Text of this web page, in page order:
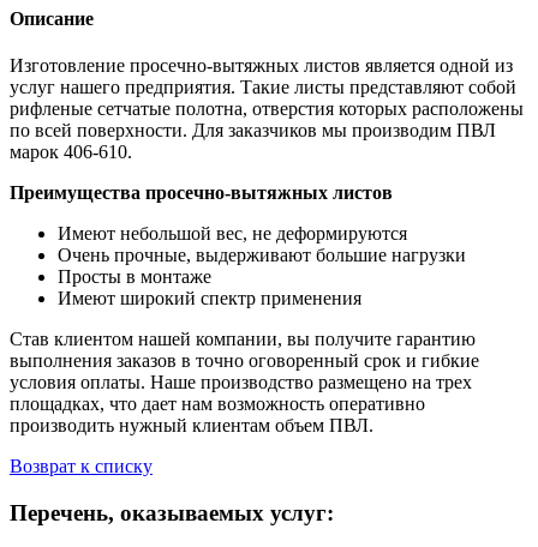
Описание
Изготовление просечно-вытяжных листов является одной из
услуг нашего предприятия. Такие листы представляют собой
рифленые сетчатые полотна, отверстия которых расположены
по всей поверхности. Для заказчиков мы производим ПВЛ
марок 406-610.
Преимущества просечно-вытяжных листов
Имеют небольшой вес, не деформируются
Очень прочные, выдерживают большие нагрузки
Просты в монтаже
Имеют широкий спектр применения
Став клиентом нашей компании, вы получите гарантию
выполнения заказов в точно оговоренный срок и гибкие
условия оплаты. Наше производство размещено на трех
площадках, что дает нам возможность оперативно
производить нужный клиентам объем ПВЛ.
Возврат к списку
Перечень, оказываемых услуг: